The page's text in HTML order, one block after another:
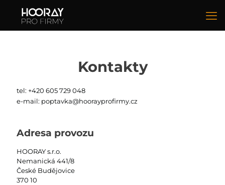
Kontakty
tel: +420 605 729 048
e-mail: poptavka@hoorayprofirmy.cz
Adresa provozu
HOORAY s.r.o.
Nemanická 441/8
České Budějovice
370 10